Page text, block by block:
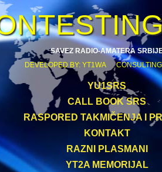
SAVEZ RADIO-AMATERA
DEVELOPED BY: YT1WA
YU1SRS
CALL BOOK SRS
RASPORED TAKMIČENJA I
KONTAKT
RAZNI PLASMANI
YT2A MEMORIJAL